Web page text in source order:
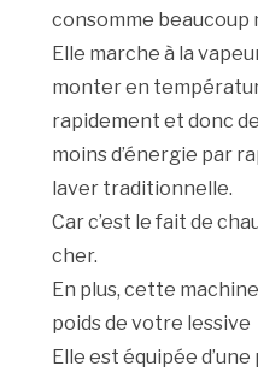
consomme beaucoup
Elle marche à la
monter en
rapidement et donc
moins d’énergie par
laver traditionnelle.
Car c’est le fait de
cher.
En plus, cette
poids de votre lessive
Elle est équipée